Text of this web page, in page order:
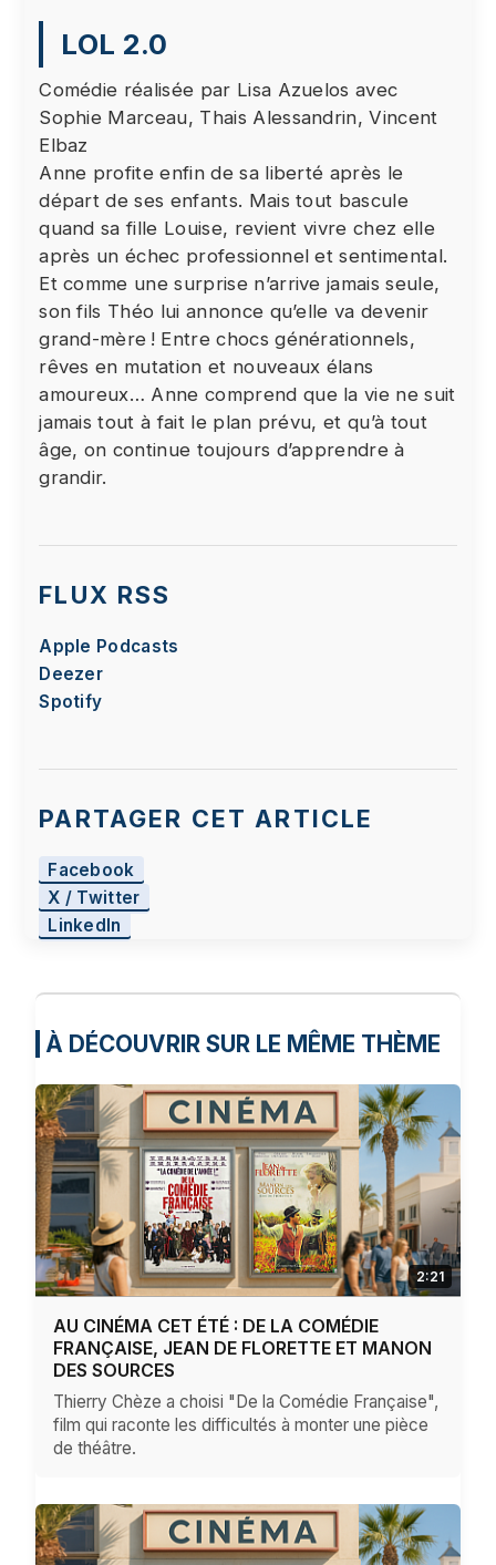
placement de cookies par le fournisseur de la
redirigé(e). Étant donné votre refus du dépôt de
cookies que vous avez exprimé, afin de
respecter votre choix, nous avons bloqué la
lecture de cette vidéo. Si vous souhaitez
continuer et lire la vidéo, vous devez nous
donner votre consentement en cliquant sur le
bouton ci-dessous.
J'accepte - Lancer la vidéo
LOL 2.0
Comédie réalisée par Lisa Azuelos avec
Sophie Marceau, Thais Alessandrin, Vincent
Elbaz
Anne profite enfin de sa liberté après le
départ de ses enfants. Mais tout bascule
quand sa fille Louise, revient vivre chez elle
après un échec professionnel et sentimental.
Et comme une surprise n’arrive jamais seule,
son fils Théo lui annonce qu’elle va devenir
grand-mère ! Entre chocs générationnels,
rêves en mutation et nouveaux élans
amoureux… Anne comprend que la vie ne suit
jamais tout à fait le plan prévu, et qu’à tout
âge, on continue toujours d’apprendre à
grandir.
FLUX RSS
Apple Podcasts
Deezer
Spotify
PARTAGER CET ARTICLE
Facebook
X / Twitter
LinkedIn
À DÉCOUVRIR SUR LE MÊME THÈME
2:21
AU CINÉMA CET ÉTÉ : DE LA COMÉDIE
FRANÇAISE, JEAN DE FLORETTE ET MANON
DES SOURCES
Thierry Chèze a choisi "De la Comédie Française",
film qui raconte les difficultés à monter une pièce
de théâtre.